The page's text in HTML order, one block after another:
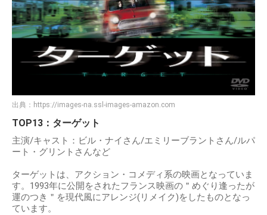
出典： https://images-na.ssl-images-amazon.com
TOP13：ターゲット
主演/キャスト：ビル・ナイさん/エミリーブラントさん/ルパ
ート・グリントさんなど
ターゲットは、アクション・コメディ系の映画となっていま
す。1993年に公開をされたフランス映画の＂めぐり逢ったが
運のつき＂を現代風にアレンジ(リメイク)をしたものとなっ
ています。